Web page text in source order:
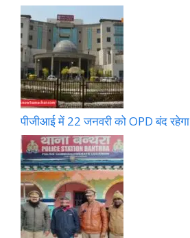
पीजीआई में 22 जनवरी को OPD बंद रहेगा